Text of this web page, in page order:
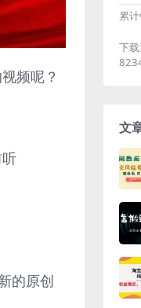
频呢？
的原创
累
下
文